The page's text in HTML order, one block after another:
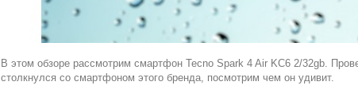
В этом обзоре рассмотрим смартфон Tecno Spark 4 Air KC6 2/32gb.
столкнулся со смартфоном этого бренда, посмотрим чем он удивит.